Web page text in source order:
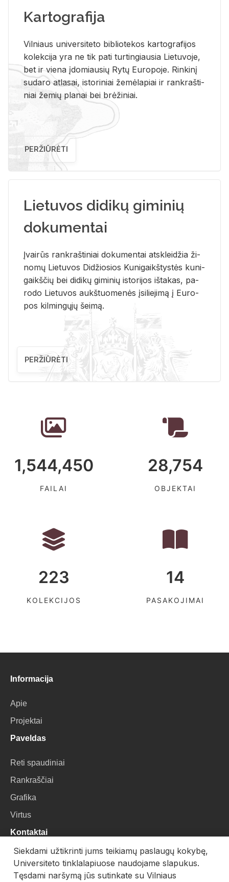
Kartografija
Vil­niaus uni­ver­si­te­to bi­b­lio­te­kos kar­to­gra­fi­jos
ko­lek­ci­ja yra ne tik pati tur­tin­giau­sia Lie­tu­vo­je,
bet ir vie­na įdo­miau­sių Rytų Eu­ro­po­je. Rin­ki­nį
su­da­ro at­la­sai, is­to­ri­niai že­mė­la­piai ir rank­raš­ti­
niai že­mių pla­nai bei brė­ži­niai.
PERŽIŪRĖTI
Lietuvos didikų giminių
dokumentai
Įvai­rūs rank­raš­ti­niai do­ku­men­tai at­sklei­džia ži­
no­mų Lie­tu­vos Di­džio­sios Ku­ni­gaikš­tys­tės ku­ni­
gaikš­čių bei di­di­kų gi­mi­nių is­to­ri­jos iš­ta­kas, pa­
ro­do Lie­tu­vos aukš­tuo­me­nės įsi­lie­ji­mą į Eu­ro­
pos kil­min­gų­jų šei­mą.
PERŽIŪRĖTI
1,544,450
FAILAI
28,754
OBJEKTAI
223
KOLEKCIJOS
14
PASAKOJIMAI
Informacija
Apie
Projektai
Paveldas
Reti spaudiniai
Rankraščiai
Grafika
Virtus
Kontaktai
VU Biblioteka
Universiteto g. 3, LT-01122, Vilnius
Siekdami užtikrinti jums teikiamų paslaugų kokybę,
Universiteto tinklalapiuose naudojame slapukus.
Tęsdami naršymą jūs sutinkate su Vilniaus